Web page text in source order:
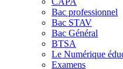
Bac professionnel
Bac STAV
Bac Général
BTSA
Le Numérique
Examens